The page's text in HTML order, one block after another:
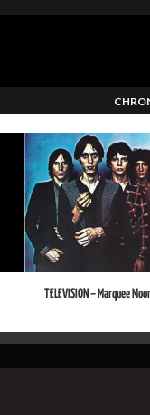
TELEVISION – Marquee